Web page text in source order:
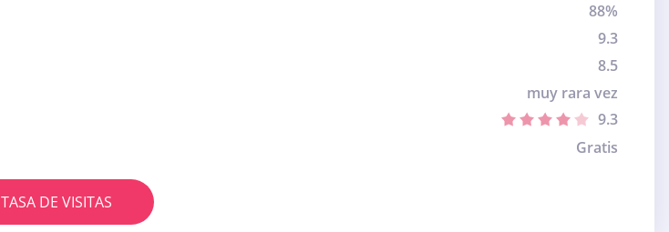
88%
9.3
8.5
muy rara vez
9.3
Gratis
TASA DE VISITAS